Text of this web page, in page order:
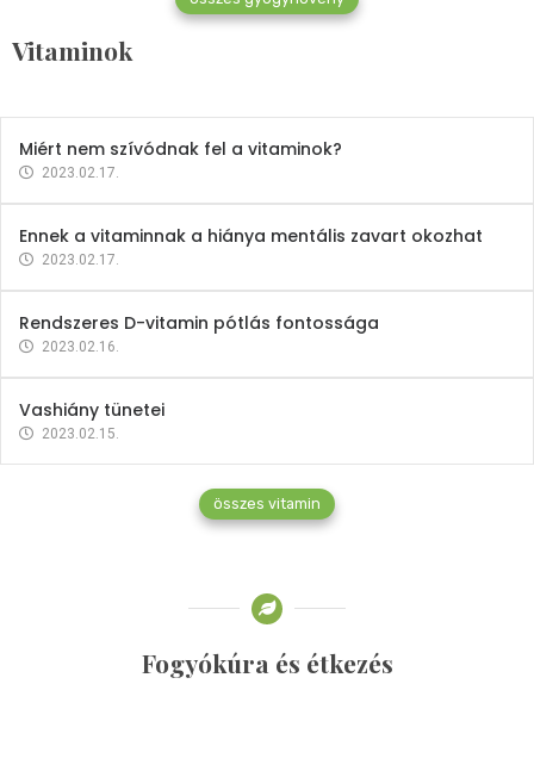
Vitaminok
Mindent a B-12 vitaminról
2023.02.27.
Miért nem szívódnak fel a vitaminok?
2023.02.17.
Ennek a vitaminnak a hiánya mentális zavart okozhat
2023.02.17.
Rendszeres D-vitamin pótlás fontossága
2023.02.16.
Vashiány tünetei
2023.02.15.
összes vitamin
Fogyókúra és étkezés